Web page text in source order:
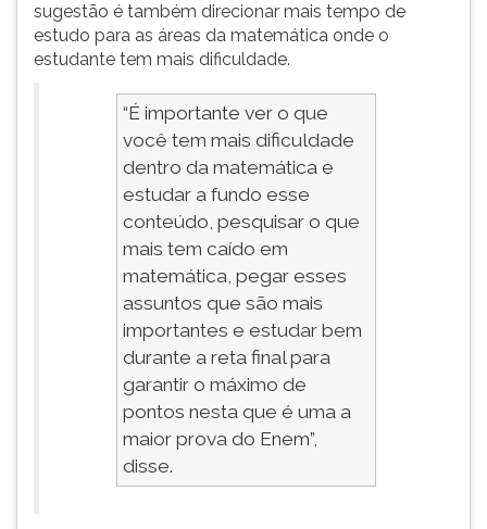
sugestão é também direcionar mais tempo de
estudo para as áreas da matemática onde o
estudante tem mais dificuldade.
“É importante ver o que
você tem mais dificuldade
dentro da matemática e
estudar a fundo esse
conteúdo, pesquisar o que
mais tem caído em
matemática, pegar esses
assuntos que são mais
importantes e estudar bem
durante a reta final para
garantir o máximo de
pontos nesta que é uma a
maior prova do Enem”,
disse.